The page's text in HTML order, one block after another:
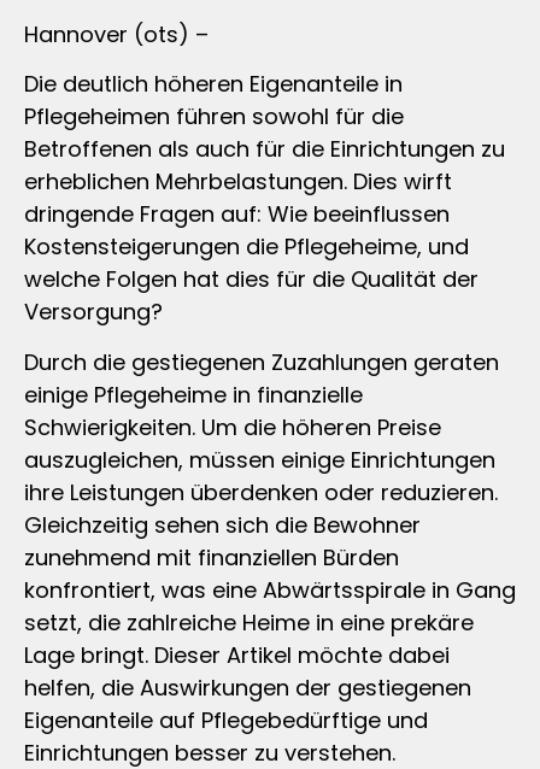
Hannover (ots) –
Die deutlich höheren Eigenanteile in
Pflegeheimen führen sowohl für die
Betroffenen als auch für die Einrichtungen zu
erheblichen Mehrbelastungen. Dies wirft
dringende Fragen auf: Wie beeinflussen
Kostensteigerungen die Pflegeheime, und
welche Folgen hat dies für die Qualität der
Versorgung?
Durch die gestiegenen Zuzahlungen geraten
einige Pflegeheime in finanzielle
Schwierigkeiten. Um die höheren Preise
auszugleichen, müssen einige Einrichtungen
ihre Leistungen überdenken oder reduzieren.
Gleichzeitig sehen sich die Bewohner
zunehmend mit finanziellen Bürden
konfrontiert, was eine Abwärtsspirale in Gang
setzt, die zahlreiche Heime in eine prekäre
Lage bringt. Dieser Artikel möchte dabei
helfen, die Auswirkungen der gestiegenen
Eigenanteile auf Pflegebedürftige und
Einrichtungen besser zu verstehen.